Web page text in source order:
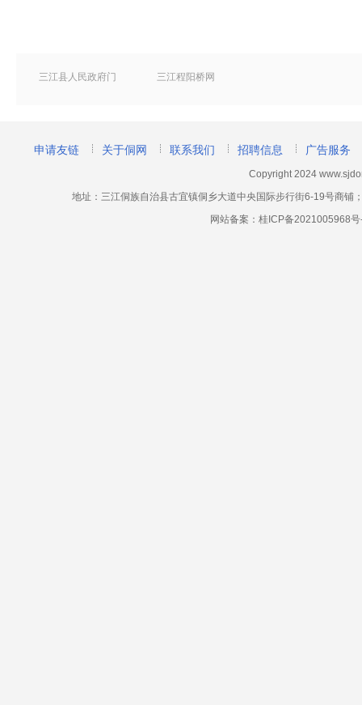
三江县人民政府门
三江程阳桥网
申请友链 关于侗网 联系我们 招聘信息 广告服务
Copyright 2024
地址：三江侗族自治县古宜镇侗乡大道中央国际步行街6-19号商
网站备案： 桂ICP备2021005968号